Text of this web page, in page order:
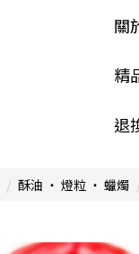
關
精
退
酥油 ‧ 燈粒 ‧ 蠟燭